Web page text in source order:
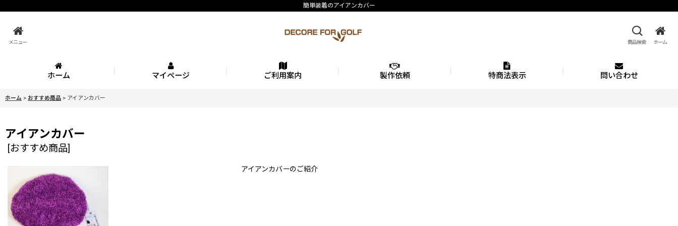
簡単装着のアイアンカバー
メニュー 商品検索 ホーム
ホーム マイページ ご利用案内 製作依頼 特商法表示 問い合わせ
ホーム > おすすめ商品 > アイアンカバー
アイアンカバー
[おすすめ商品]
アイアンカバーのご紹介